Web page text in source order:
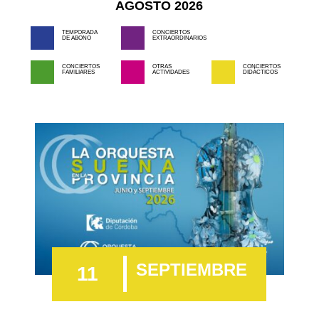
AGOSTO 2026
TEMPORADA
DE ABONO
CONCIERTOS
EXTRAORDINARIOS
CONCIERTOS
FAMILIARES
OTRAS
ACTIVIDADES
CONCIERTOS
DIDÁCTICOS
11 SEPTIEMBRE